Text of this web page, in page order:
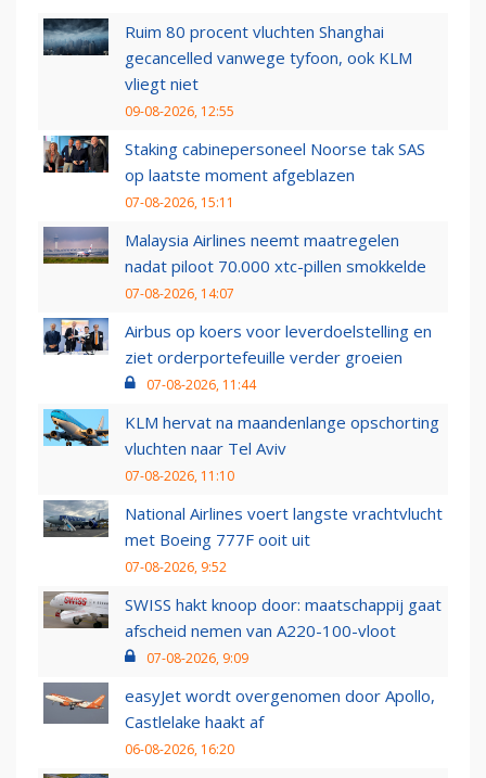
Ruim 80 procent vluchten Shanghai
gecancelled vanwege tyfoon, ook KLM
vliegt niet
09-08-2026, 12:55
Staking cabinepersoneel Noorse tak SAS
op laatste moment afgeblazen
07-08-2026, 15:11
Malaysia Airlines neemt maatregelen
nadat piloot 70.000 xtc-pillen smokkelde
07-08-2026, 14:07
Airbus op koers voor leverdoelstelling en
ziet orderportefeuille verder groeien
07-08-2026, 11:44
KLM hervat na maandenlange opschorting
vluchten naar Tel Aviv
07-08-2026, 11:10
National Airlines voert langste vrachtvlucht
met Boeing 777F ooit uit
07-08-2026, 9:52
SWISS hakt knoop door: maatschappij gaat
afscheid nemen van A220-100-vloot
07-08-2026, 9:09
easyJet wordt overgenomen door Apollo,
Castlelake haakt af
06-08-2026, 16:20